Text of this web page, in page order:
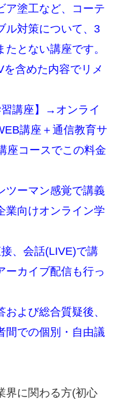
ア塗工など、コーテ
ル対策について、3
とない講座です。
含めた内容でリメ
講座】→オンライ
講座＋通信教育サ
座コースでこの料金
ーマン感覚で講義
業向けオンライン学
、会話(LIVE)で講
ーカイブ配信も行っ
よび総合質疑後、
間での個別・自由議
界に関わる方(初心